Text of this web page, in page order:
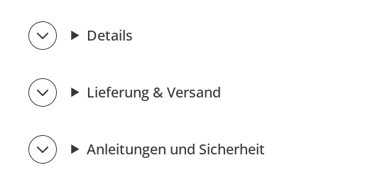
Details
Lieferung & Versand
Anleitungen und Sicherheit